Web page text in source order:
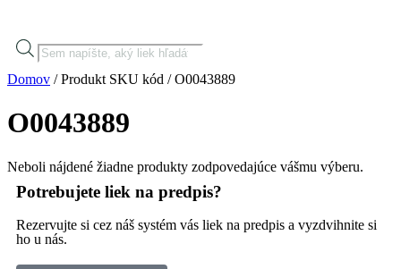
Domov / Produkt SKU kód / O0043889
O0043889
Neboli nájdené žiadne produkty zodpovedajúce vášmu výberu.
Potrebujete liek na predpis?
Rezervujte si cez náš systém vás liek na predpis a vyzdvihnite si
ho u nás.